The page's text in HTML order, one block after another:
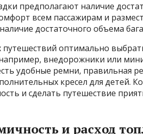
предполагают наличие
всем пассажирам и
достаточного объема
путешествий оптимально
внедорожники или
удобные ремни, правильная
кресел для детей.
и сделать путешествие
и расход